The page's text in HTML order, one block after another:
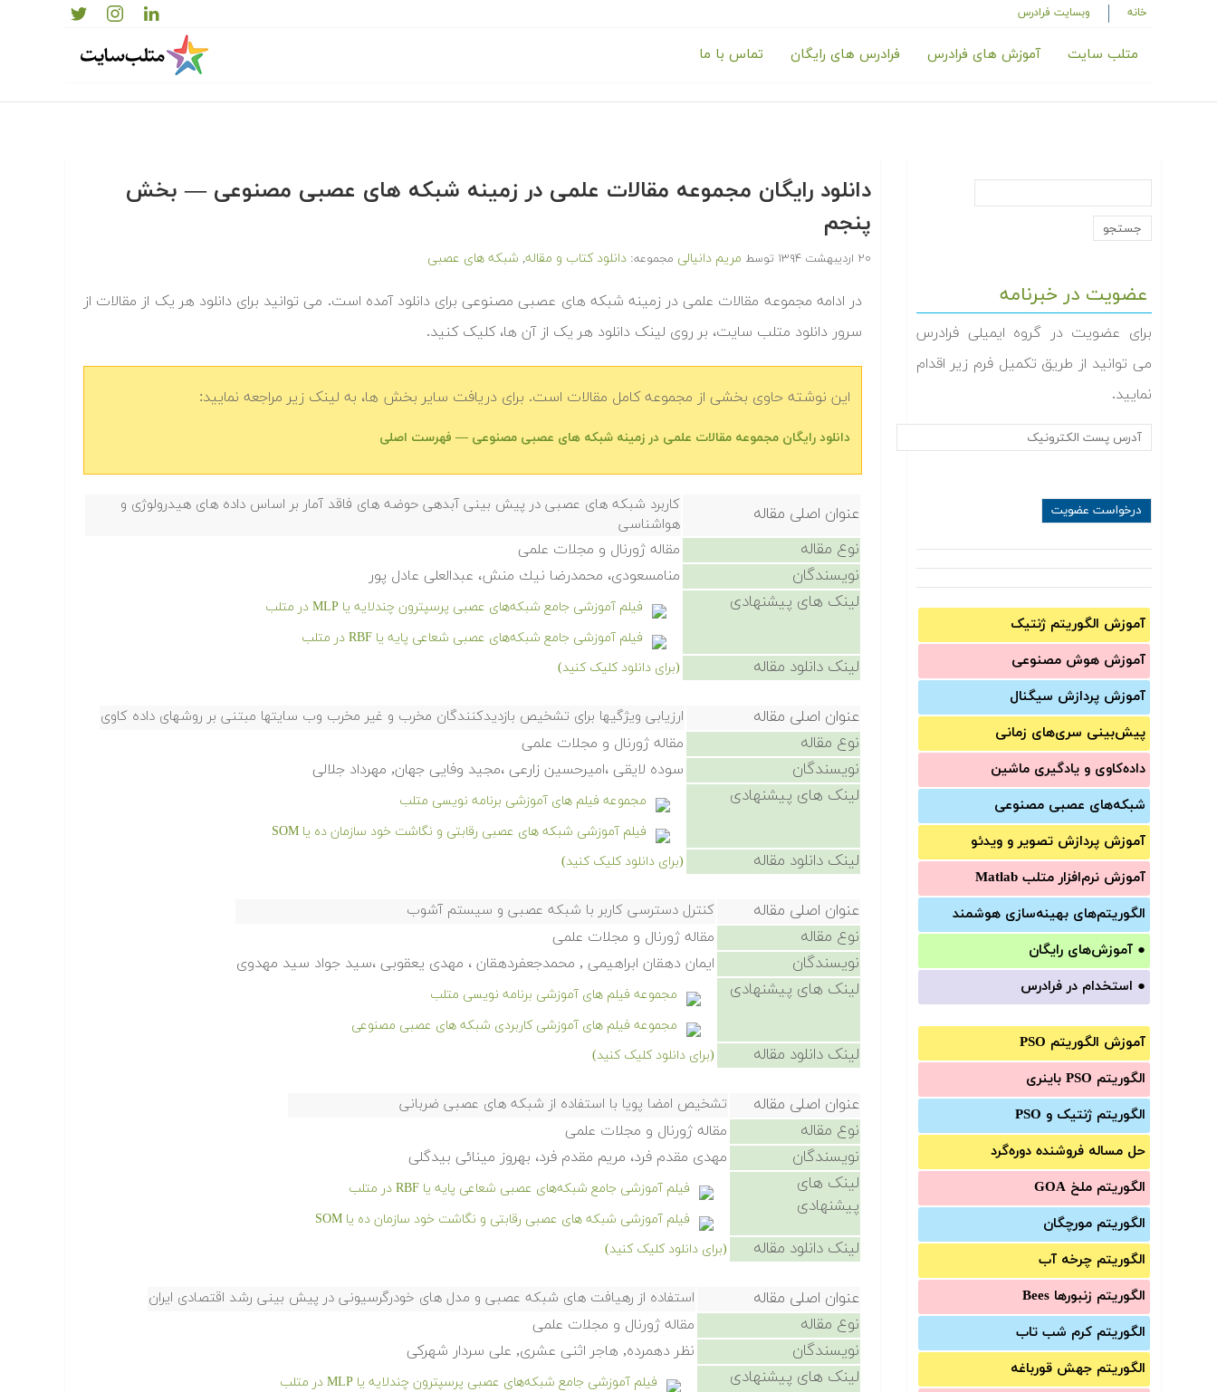
خانه وبسایت فرادرس
متلب سایت آموزش های فرادرس فرادرس های رایگان تماس با ما
عضویت در خبرنامه
برای عضویت در گروه ایمیلی فرادرس
می توانید از طریق تکمیل فرم زیر اقدام
نمایید.
آموزش الگوریتم ژنتیک
آموزش‌ هوش مصنوعی
آموزش‌ پردازش سیگنال
پیش‌‌بینی سری‌‌های زمانی
داده‌کاوی و یادگیری ماشین
شبکه‌های عصبی مصنوعی
آموزش‌ پردازش تصویر و ویدئو
آموزش‌ نرم‌افزار متلب Matlab
الگوریتم‌های بهینه‌سازی هوشمند
● آموزش‌های رایگان
● استخدام در فرادرس
آموزش الگوریتم PSO
الگوریتم PSO باینری
الگوریتم ژنتیک و PSO
حل مساله فروشنده دوره‌گرد
الگوریتم ملخ GOA
الگوریتم مورچگان
الگوریتم چرخه آب
الگوریتم زنبورها Bees
الگوریتم کرم شب تاب
الگوریتم جهش قورباغه
دانلود رایگان مجموعه مقالات علمی در زمینه شبکه های عصبی مصنوعی — بخش
پنجم
۲۰ اردیبهشت ۱۳۹۴ توسط مریم دانیالی مجموعه: دانلود کتاب و مقاله, شبکه های عصبی
در ادامه مجموعه مقالات علمی در زمینه شبکه های عصبی مصنوعی برای دانلود آمده است. می توانید برای دانلود هر یک از مقالات از
سرور دانلود متلب سایت، بر روی لینک دانلود هر یک از آن ها، کلیک کنید.
این نوشته حاوی بخشی از مجموعه کامل مقالات است. برای دریافت سایر بخش ها، به لینک زیر مراجعه نمایید:
دانلود رایگان مجموعه مقالات علمی در زمینه شبکه های عصبی مصنوعی — فهرست اصلی
عنوان اصلی مقاله
كاربرد شبكه های عصبی در پیش بینی آبدهی حوضه های فاقد آمار بر اساس داده های هیدرولوژی و
هواشناسی
نوع مقاله مقاله ژورنال و مجلات علمی
نویسندگان منامسعودی، محمدرضا نیك منش، عبدالعلی عادل پور
لینک های پیشنهادی
فیلم آموزشی جامع شبکه‌های عصبی پرسپترون چندلایه یا MLP در متلب
فیلم آموزشی جامع شبکه‌های عصبی شعاعی پایه یا RBF در متلب
لینک دانلود مقاله (برای دانلود کلیک کنید)
عنوان اصلی مقاله ارزیابی ویژگیها برای تشخیص بازدیدکنندگان مخرب و غیر مخرب وب سایتها مبتنی بر روشهای داده کاوی
نوع مقاله مقاله ژورنال و مجلات علمی
نویسندگان سوده لایقی ،امیرحسین زارعی ،مجید وفایی جهان, مهرداد جلالی
لینک های پیشنهادی
مجموعه فیلم های آموزشی برنامه نویسی متلب
فیلم آموزشی شبکه های عصبی رقابتی و نگاشت خود سازمان ده یا SOM
لینک دانلود مقاله (برای دانلود کلیک کنید)
عنوان اصلی مقاله كنترل دسترسی كاربر با شبكه عصبی و سیستم آشوب
نوع مقاله مقاله ژورنال و مجلات علمی
نویسندگان ایمان دهقان ابراهیمی , محمدجعفردهقان ، مهدی یعقوبی ،سید جواد سید مهدوی
لینک های پیشنهادی
مجموعه فیلم های آموزشی برنامه نویسی متلب
مجموعه فیلم های آموزشی کاربردی شبکه های عصبی مصنوعی
لینک دانلود مقاله (برای دانلود کلیک کنید)
عنوان اصلی مقاله تشخیص امضا پویا با استفاده از شبكه های عصبی ضربانی
نوع مقاله مقاله ژورنال و مجلات علمی
نویسندگان مهدی مقدم فرد، مریم مقدم فرد، بهروز مینائی بیدگلی
لینک های
پیشنهادی
فیلم آموزشی جامع شبکه‌های عصبی شعاعی پایه یا RBF در متلب
فیلم آموزشی شبکه های عصبی رقابتی و نگاشت خود سازمان ده یا SOM
لینک دانلود مقاله (برای دانلود کلیک کنید)
عنوان اصلی مقاله استفاده از رهیافت های شبکه عصبی و مدل های خودرگرسیونی در پیش بینی رشد اقتصادی ایران
نوع مقاله مقاله ژورنال و مجلات علمی
نویسندگان نظر دهمرده, هاجر اثنی عشری, علی سردار شهرکی
لینک های پیشنهادی
فیلم آموزشی جامع شبکه‌های عصبی پرسپترون چندلایه یا MLP در متلب